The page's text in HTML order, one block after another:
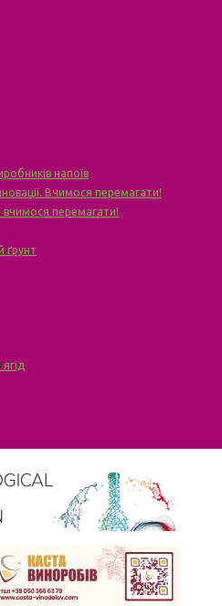
напоїв
Вчимося перемагати!
вчимося перемагати!
ґрунт